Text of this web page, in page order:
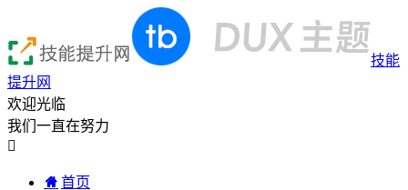
技能
提升网
欢迎光临
我们一直在努力

首页